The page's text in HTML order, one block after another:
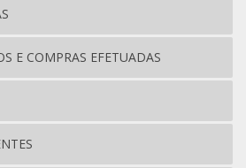
E COMPRAS EFETUADAS